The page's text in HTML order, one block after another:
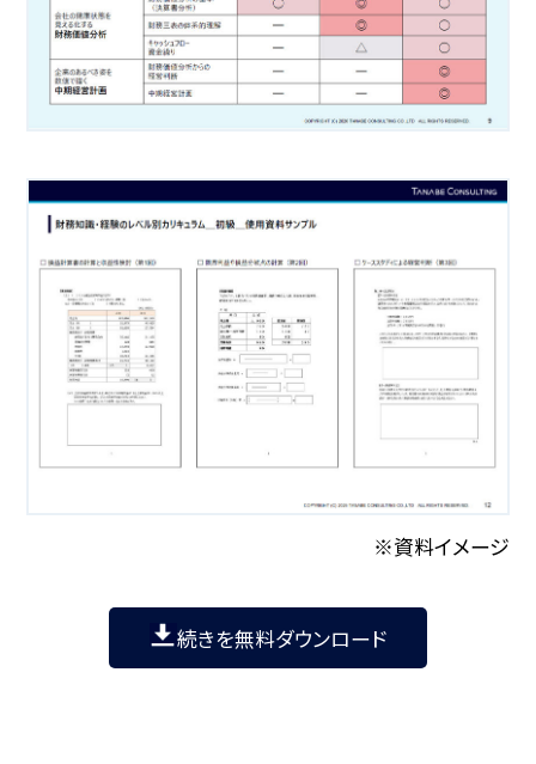
※資料イメージ
続きを無料ダウンロード